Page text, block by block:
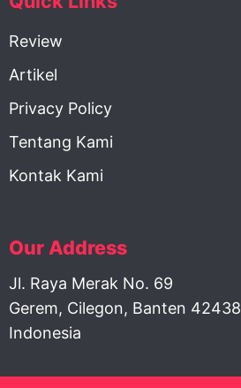
Review
Artikel
Privacy Policy
Tentang Kami
Kontak Kami
Our Address
Jl. Raya Merak No. 69
Gerem, Cilegon, Banten 42438
Indonesia